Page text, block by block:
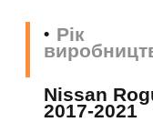
Рік
Nissan
2017-2021